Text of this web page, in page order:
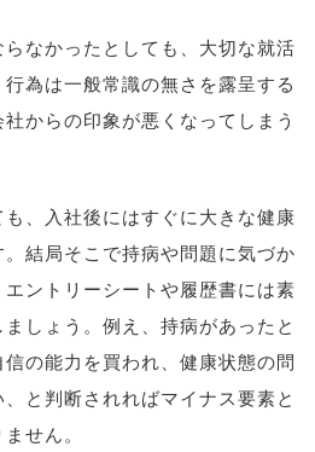
なかったとしても、大切な就活
為は一般常識の無さを露呈する
からの印象が悪くなってしまう
、入社後にはすぐに大きな健康
結局そこで持病や問題に気づか
ントリーシートや履歴書には素
しょう。例え、持病があったと
の能力を買われ、健康状態の問
と判断されればマイナス要素と
せん。